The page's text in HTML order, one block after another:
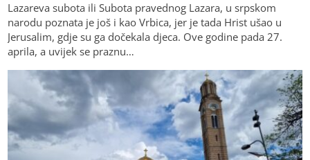
Lazareva subota ili Subota pravednog Lazara, u srpskom
narodu poznata je još i kao Vrbica, jer je tada Hrist ušao u
Jerusalim, gdje su ga dočekala djeca. Ove godine pada 27.
aprila, a uvijek se praznu…